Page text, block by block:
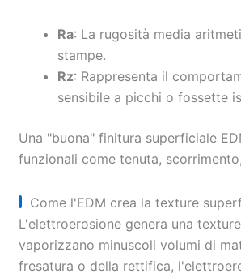
Ra: La rugosità media
stampe.
Rz: Rappresenta il
sensibile a picchi o fossette
Una "buona" finitura superficiale
funzionali come tenuta,
Come l'EDM crea la texture
L'elettroerosione genera una
vaporizzano minuscoli volumi di
fresatura o della rettifica,